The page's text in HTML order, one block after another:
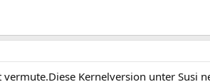
Kernelversion unter Susi